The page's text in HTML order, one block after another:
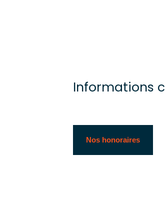
Informations
Nos honoraires